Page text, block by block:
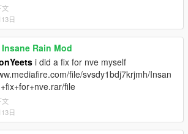
文
日
Insane Rain Mod
i did a fix for nve myself
file/svsdy1bdj7krjmh/Insan
file
文
日